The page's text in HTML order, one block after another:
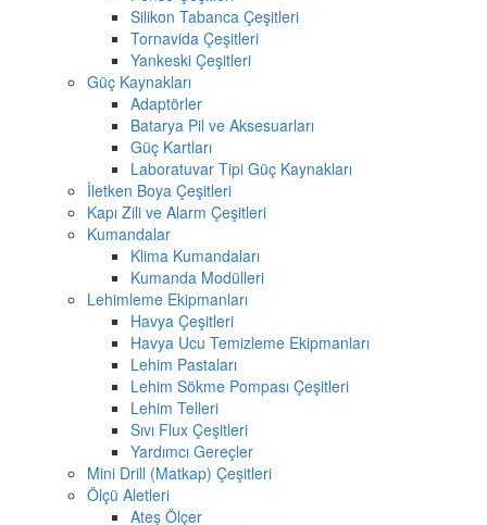
Silikon Tabanca Çeşitleri
Tornavida Çeşitleri
Yankeski Çeşitleri
Güç Kaynakları
Adaptörler
Batarya Pil ve Aksesuarları
Güç Kartları
Laboratuvar Tipi Güç Kaynakları
İletken Boya Çeşitleri
Kapı Zili ve Alarm Çeşitleri
Kumandalar
Klima Kumandaları
Kumanda Modülleri
Lehimleme Ekipmanları
Havya Çeşitleri
Havya Ucu Temizleme Ekipmanları
Lehim Pastaları
Lehim Sökme Pompası Çeşitleri
Lehim Telleri
Sıvı Flux Çeşitleri
Yardımcı Gereçler
Mini Drill (Matkap) Çeşitleri
Ölçü Aletleri
Ateş Ölçer